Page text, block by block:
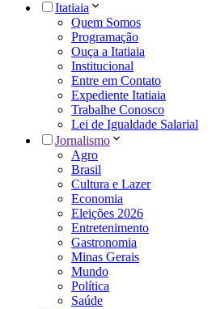
Itatiaia
Quem Somos
Programação
Ouça a Itatiaia
Institucional
Entre em Contato
Expediente Itatiaia
Trabalhe Conosco
Lei de Igualdade Salarial
Jornalismo
Agro
Brasil
Cultura e Lazer
Economia
Eleições 2026
Entretenimento
Gastronomia
Minas Gerais
Mundo
Política
Saúde